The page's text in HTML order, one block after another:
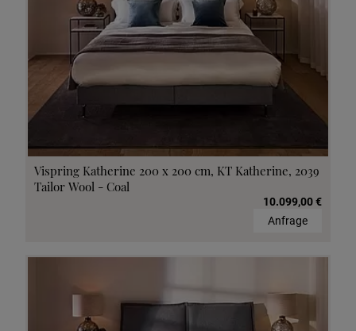
Vispring Katherine 200 x 200 cm, KT Katherine, 2039
Tailor Wool - Coal
10.099,00 €
Anfrage